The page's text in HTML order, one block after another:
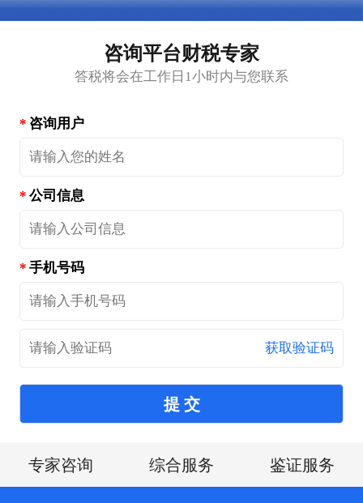
咨询平台财税专家
答税将会在工作日1小时内与您联系
咨询用户
公司信息
手机号码
获取验证码
提 交
专家咨询 综合服务 鉴证服务